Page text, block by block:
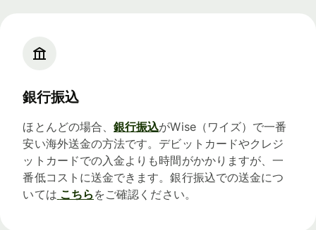
銀行振込
ほとんどの場合、銀行振込がWise（ワイズ）で一番
安い海外送金の方法です。デビットカードやクレジ
ットカードでの入金よりも時間がかかりますが、一
番低コストに送金できます。銀行振込での送金につ
いては こちら をご確認ください。